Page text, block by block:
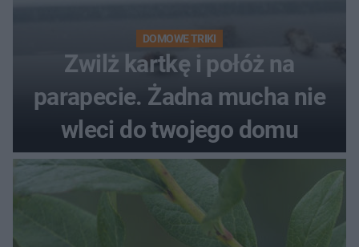
DOMOWE TRIKI
Zwilż kartkę i połóż na
parapecie. Żadna mucha nie
wleci do twojego domu